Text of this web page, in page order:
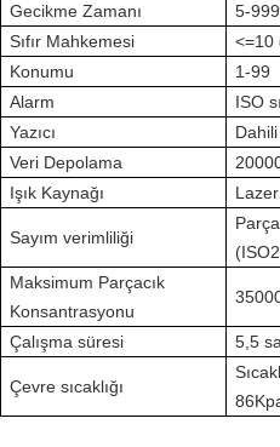
Gecikme Zamanı
5-
Sıfır Mahkemesi
<=10
Konumu
1-99
Alarm
ISO
Yazıcı
Dahili
Veri Depolama
Işık Kaynağı
Sayım verimliliği
Maksimum Parçacık
Konsantrasyonu
Çalışma süresi 5,5
Çevre sıcaklığı